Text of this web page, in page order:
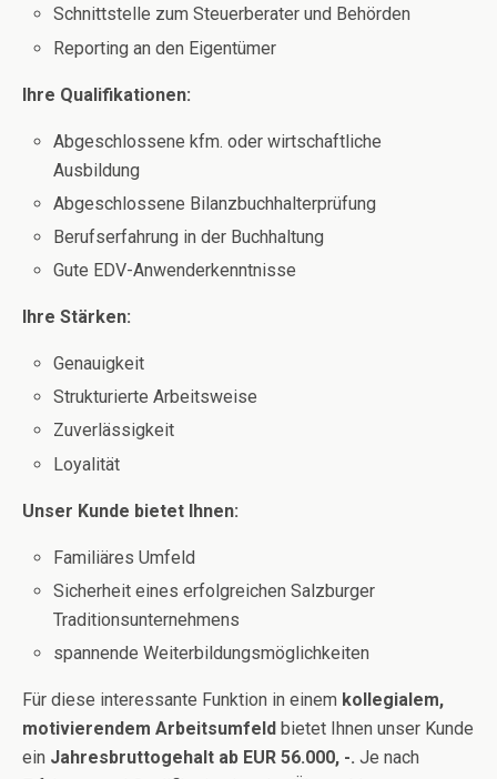
Schnittstelle zum Steuerberater und Behörden
Reporting an den Eigentümer
Ihre Qualifikationen:
Abgeschlossene kfm. oder wirtschaftliche
Ausbildung
Abgeschlossene Bilanzbuchhalterprüfung
Berufserfahrung in der Buchhaltung
Gute EDV-Anwenderkenntnisse
Ihre Stärken:
Genauigkeit
Strukturierte Arbeitsweise
Zuverlässigkeit
Loyalität
Unser Kunde bietet Ihnen:
Familiäres Umfeld
Sicherheit eines erfolgreichen Salzburger
Traditionsunternehmens
spannende Weiterbildungsmöglichkeiten
Für diese interessante Funktion in einem kollegialem,
motivierendem Arbeitsumfeld bietet Ihnen unser Kunde
ein Jahresbruttogehalt ab EUR 56.000, -. Je nach